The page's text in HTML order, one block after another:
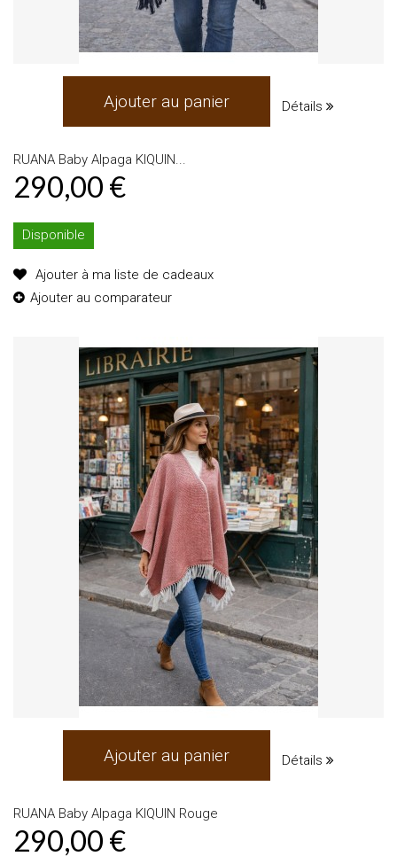
Ajouter au panier Détails
RUANA Baby Alpaga KIQUIN...
290,00 €
Disponible
Ajouter à ma liste de cadeaux
Ajouter au comparateur
Ajouter au panier Détails
RUANA Baby Alpaga KIQUIN Rouge
290,00 €